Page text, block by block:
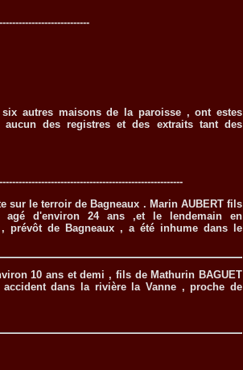
six autres maisons de la paroisse , ont estes
des registres et des extraits tant des
sur le terroir de Bagneaux . Marin AUBERT fils
agé d'environ 24 ans ,et le lendemain en
prévôt de Bagneaux , a été inhume dans le
10 ans et demi , fils de Mathurin BAGUET
dans la rivière la Vanne , proche de